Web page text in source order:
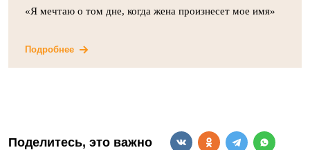
«Я мечтаю о том дне, когда жена произнесет мое имя»
Подробнее
Поделитесь, это важно